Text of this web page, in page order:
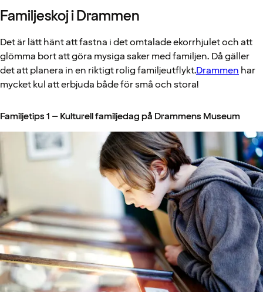
Familjeskoj i Drammen
Det är lätt hänt att fastna i det omtalade ekorrhjulet och att
glömma bort att göra mysiga saker med familjen. Då gäller
det att planera in en riktigt rolig familjeutflykt.Drammenhar
mycket kul att erbjuda både för små och stora!
Familjetips 1 – Kulturell familjedag på Drammens Museum